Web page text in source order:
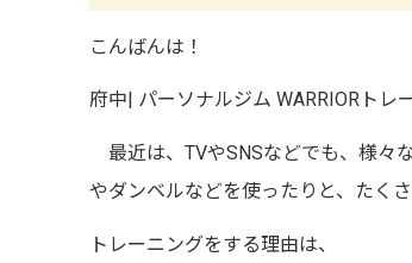
こんばんは！
府中 パーソナルジム WARRIORトレ
最近は、 TVやSNSなどでも、様々
やダンベルなどを使ったりと、たく
トレーニングをする理由は、